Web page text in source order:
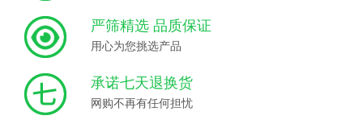
严筛精选 品质保证
用心为您挑选产品
承诺七天退换货
网购不再有任何担忧